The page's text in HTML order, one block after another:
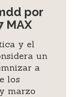
por
MAX
y el
un
a
los
marzo